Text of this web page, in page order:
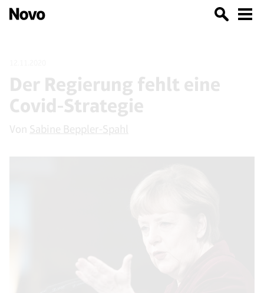
Der Regierung fehlt eine
Covid-Strategie
Von Sabine Beppler-Spahl